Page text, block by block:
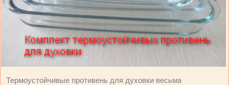
Термоустойчивые противень для духовки весьма